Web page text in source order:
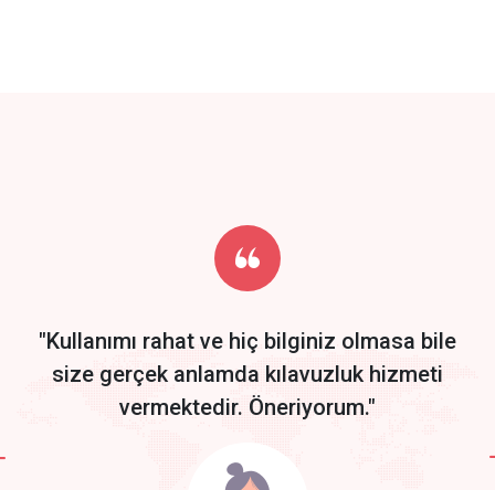
Start by trying our service for 30 days free trial no credit card
required.
"Kullanımı rahat ve hiç bilginiz olmasa bile
size gerçek anlamda kılavuzluk hizmeti
vermektedir. Öneriyorum."